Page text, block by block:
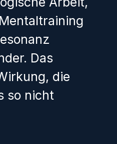
Das
die
so nicht